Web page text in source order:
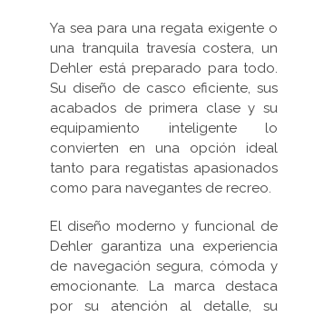
Ya sea para una regata exigente o
una tranquila travesía costera, un
Dehler está preparado para todo.
Su diseño de casco eficiente, sus
acabados de primera clase y su
equipamiento inteligente lo
convierten en una opción ideal
tanto para regatistas apasionados
como para navegantes de recreo.
El diseño moderno y funcional de
Dehler garantiza una experiencia
de navegación segura, cómoda y
emocionante. La marca destaca
por su atención al detalle, su